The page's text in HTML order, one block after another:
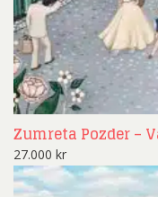
Zumreta Pozder –
27.000 kr